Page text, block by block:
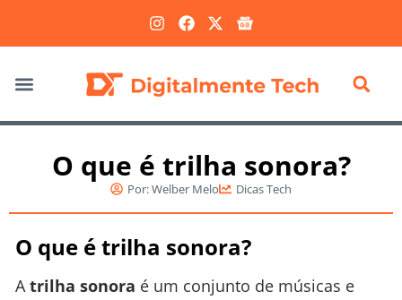
O que é trilha sonora?
Por:Welber Melo Dicas Tech
O que é trilha sonora?
Atrilha sonora é um conjunto de músicas e